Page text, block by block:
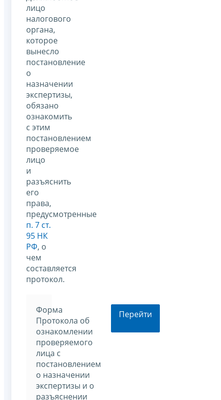
лицо
налогового
органа,
которое
вынесло
постановление
о
назначении
экспертизы,
обязано
ознакомить
с этим
постановлением
проверяемое
лицо
и
разъяснить
его
права,
предусмотренные
п. 7 ст.
95 НК
РФ, о
чем
составляется
протокол.
Форма
Протокола об
ознакомлении
проверяемого
лица с
постановлением
о назначении
экспертизы и о
разъяснении
Перейти